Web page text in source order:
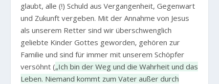
glaubt, alle (!) Schuld aus Vergangenheit, Gegenwart
und Zukunft vergeben. Mit der Annahme von Jesus
als unserem Retter sind wir überschwenglich
geliebte Kinder Gottes geworden, gehören zur
Familie und sind für immer mit unserem Schöpfer
versöhnt („Ich bin der Weg und die Wahrheit und das
Leben. Niemand kommt zum Vater außer durch